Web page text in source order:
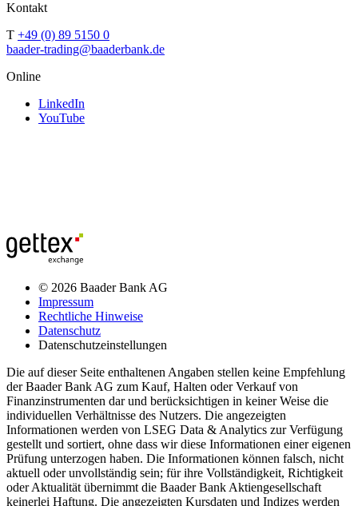
Kontakt
T +49 (0) 89 5150 0
baader-trading@baaderbank.de
Online
LinkedIn
YouTube
© 2026 Baader Bank AG
Impressum
Rechtliche Hinweise
Datenschutz
Datenschutzeinstellungen
Die auf dieser Seite enthaltenen Angaben stellen keine Empfehlung
der Baader Bank AG zum Kauf, Halten oder Verkauf von
Finanzinstrumenten dar und berücksichtigen in keiner Weise die
individuellen Verhältnisse des Nutzers. Die angezeigten
Informationen werden von LSEG Data & Analytics zur Verfügung
gestellt und sortiert, ohne dass wir diese Informationen einer eigenen
Prüfung unterzogen haben. Die Informationen können falsch, nicht
aktuell oder unvollständig sein; für ihre Vollständigkeit, Richtigkeit
oder Aktualität übernimmt die Baader Bank Aktiengesellschaft
keinerlei Haftung. Die angezeigten Kursdaten und Indizes werden